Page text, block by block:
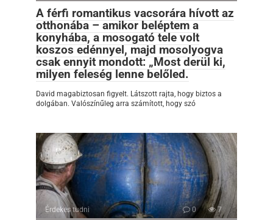
A férfi romantikus vacsorára hívott az
otthonába – amikor beléptem a
konyhába, a mosogató tele volt
koszos edénnyel, majd mosolyogva
csak ennyit mondott: „Most derül ki,
milyen feleség lenne belőled.
David magabiztosan figyelt. Látszott rajta, hogy biztos a
dolgában. Valószínűleg arra számított, hogy szó
Érdekes tudni 0 7